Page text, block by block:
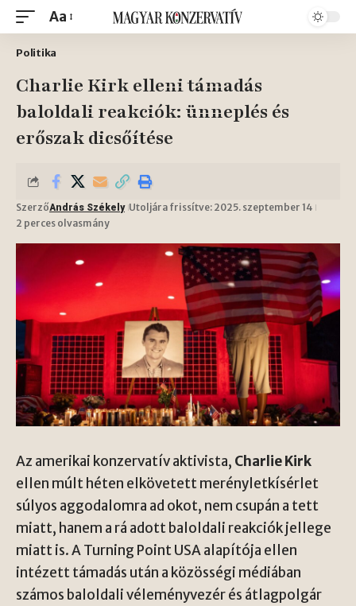
Aa
Politika
Charlie Kirk elleni támadás
baloldali reakciók: ünneplés és
erőszak dicsőítése
SzerzőAndrás Székely Utoljára frissítve: 2025. szeptember 14
2 perces olvasmány
Az amerikai konzervatív aktivista, Charlie Kirk
ellen múlt héten elkövetett merényletkísérlet
súlyos aggodalomra ad okot, nem csupán a tett
miatt, hanem a rá adott baloldali reakciók jellege
miatt is. ATurning Point USAalapítója ellen
intézett támadás után a közösségi médiában
számos baloldali véleményvezér és átlagpolgár